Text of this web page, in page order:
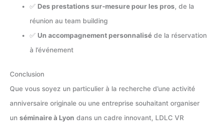
✅ Des prestations sur-mesure pour les pros, de la
réunion au team building
✅ Un accompagnement personnalisé de la réservation
à l’événement
Conclusion
Que vous soyez un particulier à la recherche d’une activité
anniversaire originale ou une entreprise souhaitant organiser
un séminaire à Lyon dans un cadre innovant, LDLC VR